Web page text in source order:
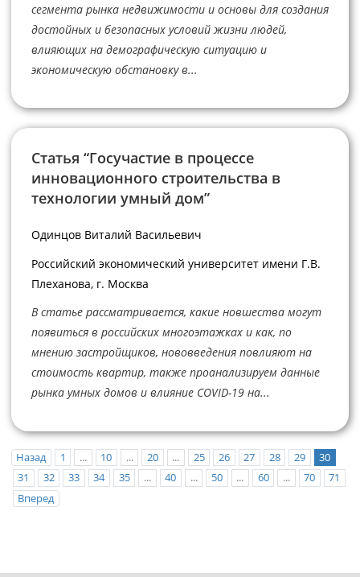
сегмента рынка недвижимости и основы для создания
достойных и безопасных условий жизни людей,
влияющих на демографическую ситуацию и
экономическую обстановку в...
Статья “Госучастие в процессе
инновационного строительства в
технологии умный дом”
Одинцов Виталий Васильевич
Российский экономический университет имени Г.В.
Плеханова, г. Москва
В статье рассматривается, какие новшества могут
появиться в российских многоэтажках и как, по
мнению застройщиков, нововведения повлияют на
стоимость квартир, также проанализируем данные
рынка умных домов и влияние COVID-19 на...
Назад 1 ... 10 ... 20 ... 25 26 27 28 29
30
31
32 33 34 35 ... 40 ... 50 ... 60 ... 70
71
Вперед